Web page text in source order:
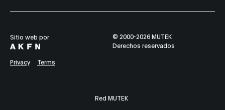
Sitio web por
© 2000-2026 MUTEK
Derechos reservados
Privacy Terms
Red MUTEK